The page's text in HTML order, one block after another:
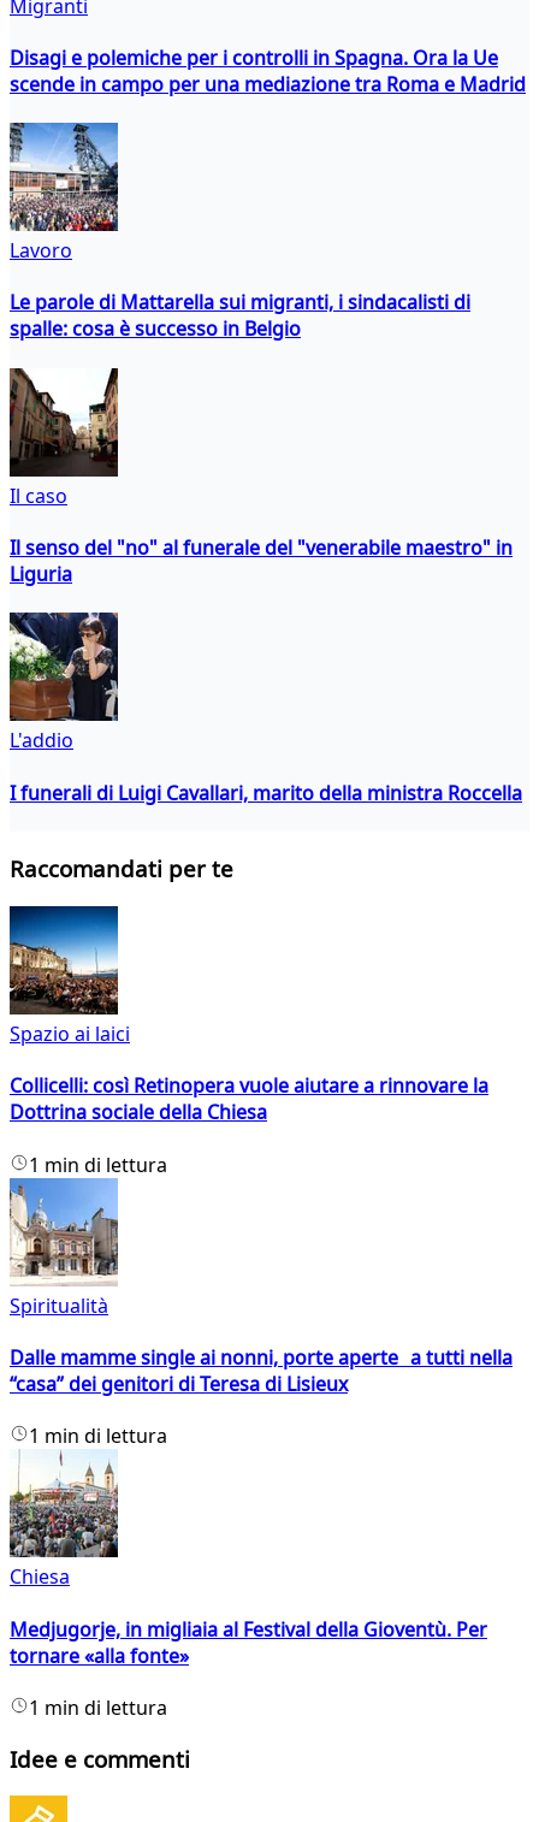
Migranti
Disagi e polemiche per i controlli in Spagna. Ora la Ue
scende in campo per una mediazione tra Roma e Madrid
Lavoro
Le parole di Mattarella sui migranti, i sindacalisti di
spalle: cosa è successo in Belgio
Il caso
Il senso del "no" al funerale del "venerabile maestro" in
Liguria
L'addio
I funerali di Luigi Cavallari, marito della ministra Roccella
Raccomandati per te
Spazio ai laici
Collicelli: così Retinopera vuole aiutare a rinnovare la
Dottrina sociale della Chiesa
1 min di lettura
Spiritualità
Dalle mamme single ai nonni, porte aperte a tutti nella
“casa” dei genitori di Teresa di Lisieux
1 min di lettura
Chiesa
Medjugorje, in migliaia al Festival della Gioventù. Per
tornare «alla fonte»
1 min di lettura
Idee e commenti